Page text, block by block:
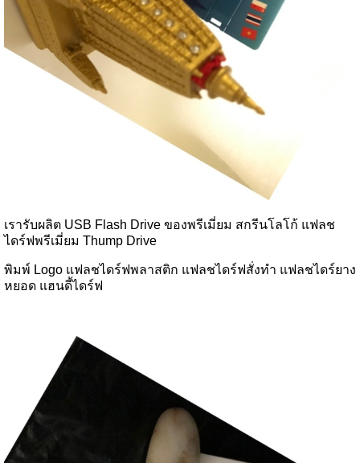
เรารับผลิต USB Flash Drive ของพรีเมี่ยม สกรีนโลโก้ แฟลช
ไดร์ฟพรีเมี่ยม Thump Drive
พิมพ์ Logo แฟลชไดร์ฟพลาสติก แฟลชไดร์ฟสั่งทำ แฟลชไดร์ยาง
หยอด แฮนดี้ไดร์ฟ